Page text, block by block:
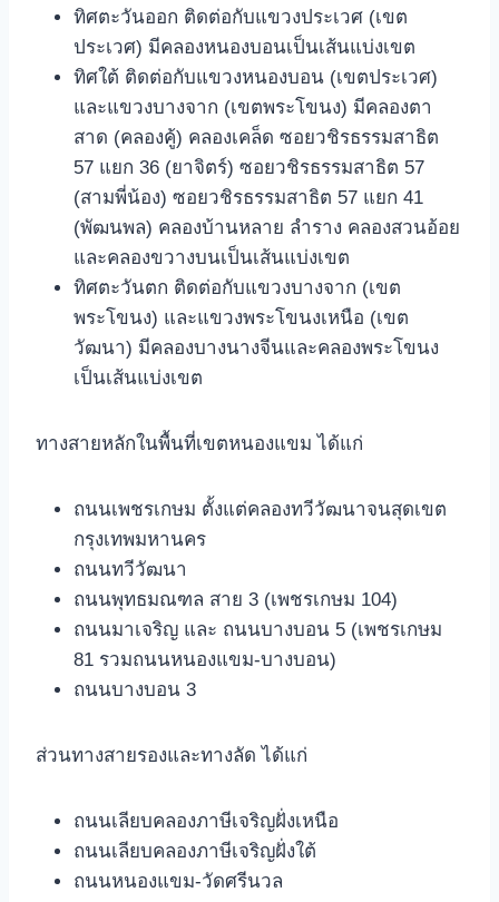
ทิศตะวันออก ติดต่อกับแขวงประเวศ (เขต
ประเวศ) มีคลองหนองบอนเป็นเส้นแบ่งเขต
ทิศใต้ ติดต่อกับแขวงหนองบอน (เขตประเวศ)
และแขวงบางจาก (เขตพระโขนง) มีคลองตา
สาด (คลองคู้) คลองเคล็ด ซอยวชิรธรรมสาธิต
57 แยก 36 (ยาจิตร์) ซอยวชิรธรรมสาธิต 57
(สามพี่น้อง) ซอยวชิรธรรมสาธิต 57 แยก 41
(พัฒนพล) คลองบ้านหลาย ลําราง คลองสวนอ้อย
และคลองขวางบนเป็นเส้นแบ่งเขต
ทิศตะวันตก ติดต่อกับแขวงบางจาก (เขต
พระโขนง) และแขวงพระโขนงเหนือ (เขต
วัฒนา) มีคลองบางนางจีนและคลองพระโขนง
เป็นเส้นแบ่งเขต
ทางสายหลักในพื้นที่เขตหนองแขม ได้แก่
ถนนเพชรเกษม ตั้งแต่คลองทวีวัฒนาจนสุดเขต
กรุงเทพมหานคร
ถนนทวีวัฒนา
ถนนพุทธมณฑล สาย 3 (เพชรเกษม 104)
ถนนมาเจริญ และ ถนนบางบอน 5 (เพชรเกษม
81 รวมถนนหนองแขม-บางบอน)
ถนนบางบอน 3
ส่วนทางสายรองและทางลัด ได้แก่
ถนนเลียบคลองภาษีเจริญฝั่งเหนือ
ถนนเลียบคลองภาษีเจริญฝั่งใต้
ถนนหนองแขม-วัดศรีนวล